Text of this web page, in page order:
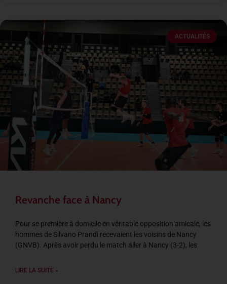
ACTUALITÉS
Revanche face à Nancy
Pour se première à domicile en véritable opposition amicale, les
hommes de Silvano Prandi recevaient les voisins de Nancy
(GNVB). Après avoir perdu le match aller à Nancy (3-2), les
LIRE LA SUITE »